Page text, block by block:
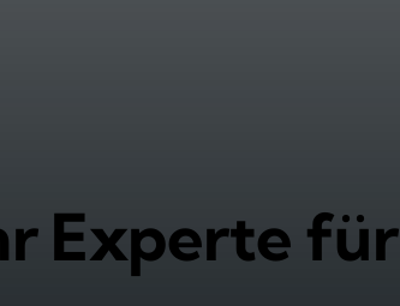
Experte für